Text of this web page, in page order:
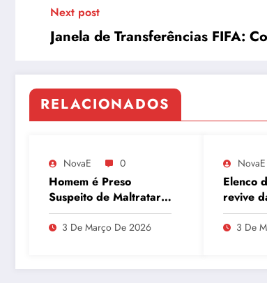
Next post
Janela de Transferências FIFA:
RELACIONADOS
NovaE 0
Homem é Preso
Suspeito de Maltratar
Mais de 100 Animais
Durante Lives
3 De Março De 2026
NovaE
Elenco
revive
Tudo e
3 De